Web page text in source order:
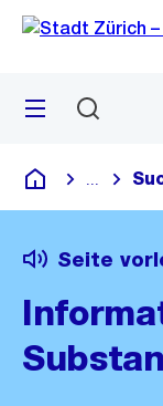
Sprunglink
Menü
Deutsch
Blende
Seite